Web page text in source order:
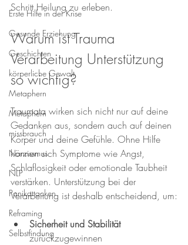
Erste Hilfe in der Krise
Gesunde Erziehung
Geschichten
körperliche Gewalt
Metaphern
Metaphern
missbrauch
Narzissmus
NLP
Panikattacken
Reframing
Selbstfindung
Schritt Heilung zu erleben.
Warum ist Trauma
Verarbeitung Unterstützung
so wichtig?
Traumata wirken sich nicht nur auf deine
Gedanken aus, sondern auch auf deinen
Körper und deine Gefühle. Ohne Hilfe
können sich Symptome wie Angst,
Schlaflosigkeit oder emotionale Taubheit
verstärken. Unterstützung bei der
Verarbeitung ist deshalb entscheidend, um:
Sicherheit und Stabilität
zurückzugewinnen